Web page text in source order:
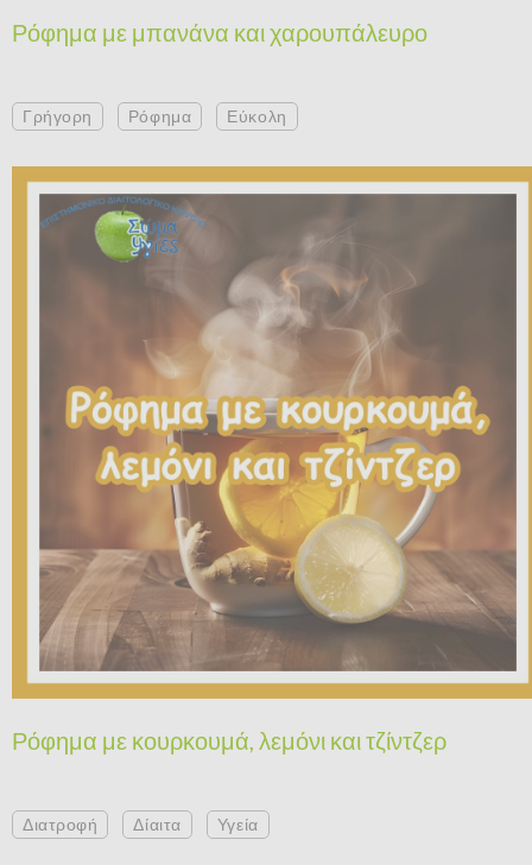
Ρόφημα με μπανάνα και χαρουπάλευρο
Γρήγορη Ρόφημα Εύκολη
Ρόφημα με κουρκουμά, λεμόνι και τζίντζερ
Διατροφή Δίαιτα Υγεία